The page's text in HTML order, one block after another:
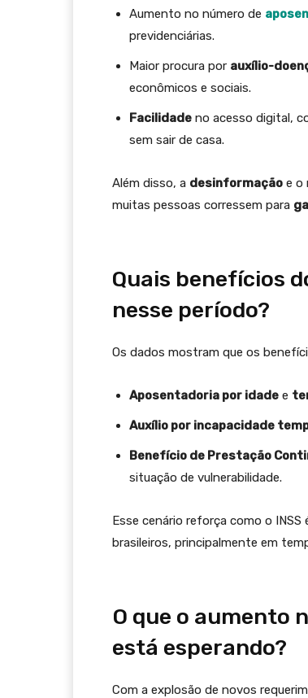
Aumento no número de
previdenciárias.
Maior procura por auxílio-
econômicos e sociais.
Facilidade no acesso digital,
sem sair de casa.
Além disso, a desinformação e o
muitas pessoas corressem para
Quais benefícios
nesse período?
Os dados mostram que os
Aposentadoria por idade e
Auxílio por incapacidade
Benefício de Prestação
situação de vulnerabilidade.
Esse cenário reforça como o INSS
brasileiros, principalmente em
O que o aumento
está esperando?
Com a explosão de novos